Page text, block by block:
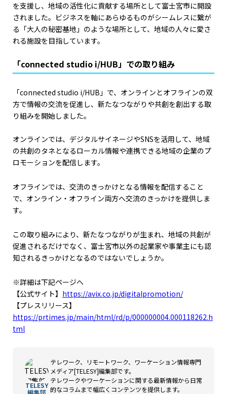
を支援し、地域の活性化に貢献する場所として富士宮市に開設
されました。ビジネスを軸にあらゆるものがシームレスに繋が
る「大人の秘密基地」のような場所として、地域の人々に愛さ
れる施設を目指しています。
「connected studio i/HUB」での取り組み
「connected studio i/HUB」で、オンラインとオフラインの双
方で情報の交流を促進し、新たなつながりや共創を創出する取
り組みを開始しました。
オンラインでは、デジタルサイネージやSNSを活用して、地域
の共創のタネとなるローカル情報や連携できる地域の企業のプ
ロモーションを配信します。
オフラインでは、交流のきっかけとなる情報を配信すること
で、オンライン・オフライン両方へ交流のきっかけを提供しま
す。
この取り組みにより、新たなつながりが生まれ、地域の共創が
促進されるだけでなく、富士宮市以外の起業家や事業主にも認
知されるきっかけとなるのではないでしょうか。
※詳細は下記ページへ
【公式サイト】 https://avix.co.jp/digitalpromotion/
【プレスリリース】
https://prtimes.jp/main/html/rd/p/000000004.000118262.h
tml
TELESY
テレワーク、リモートワーク、ワーケーション情報専門
メディア[TELESY]編集部です。
テレワークやワーケーションに関する最新情報から日常
的なコラムまで幅広くコンテンツを提供します。